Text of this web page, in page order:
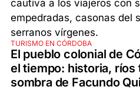
TURISMO EN CÓRDOBA
El pueblo colonial de
el tiempo: historia, ríos
sombra de Facundo